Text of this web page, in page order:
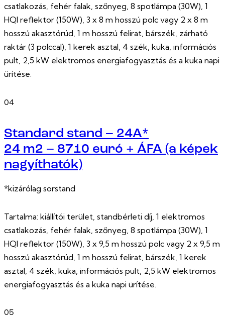
csatlakozás, fehér falak, szőnyeg, 8 spotlámpa (30W), 1
HQI reflektor (150W), 3 x 8 m hosszú polc vagy 2 x 8 m
hosszú akasztórúd, 1 m hosszú felirat, bárszék, zárható
raktár (3 polccal), 1 kerek asztal, 4 szék, kuka, információs
pult, 2,5 kW elektromos energiafogyasztás és a kuka napi
ürítése.
04
Standard stand – 24A*
24 m2 – 8710 euró + ÁFA (a képek
nagyíthatók)
*kizárólag sorstand
Tartalma: kiállítói terület, standbérleti díj, 1 elektromos
csatlakozás, fehér falak, szőnyeg, 8 spotlámpa (30W), 1
HQI reflektor (150W), 3 x 9,5 m hosszú polc vagy 2 x 9,5 m
hosszú akasztórúd, 1 m hosszú felirat, bárszék, 1 kerek
asztal, 4 szék, kuka, információs pult, 2,5 kW elektromos
energiafogyasztás és a kuka napi ürítése.
05